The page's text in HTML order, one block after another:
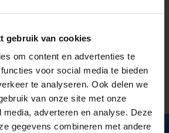
gebruik van cookies
om content en advertenties te
voor social media te bieden
te analyseren. Ook delen we
van onze site met onze
adverteren en analyse. Deze
gegevens combineren met andere